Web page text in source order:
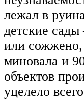
лежал в
детские сады
или сожжено,
миновала и
объектов
уцелело